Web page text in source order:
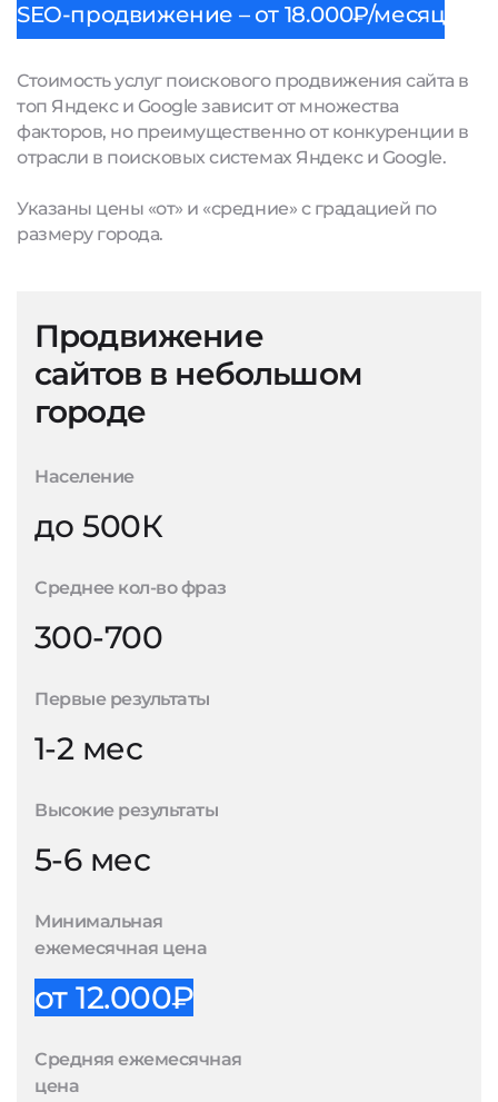
SEO-продвижение – от 18.000₽/месяц
Стоимость услуг поискового продвижения сайта в
топ Яндекс и Google зависит от множества
факторов, но преимущественно от конкуренции в
отрасли в поисковых системах Яндекс и Google.
Указаны цены «от» и «средние» с градацией по
размеру города.
Продвижение
сайтов в небольшом
городе
Население
до 500К
Среднее кол-во фраз
300-700
Первые результаты
1-2 мес
Высокие результаты
5-6 мес
Минимальная
ежемесячная цена
от 12.000₽
Средняя ежемесячная
цена